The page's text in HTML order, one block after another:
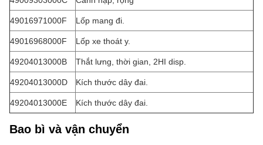
49016971000F Lốp mang đi.
49016968000F Lốp xe thoát y.
49204013000B Thắt lưng, thời gian, 2HI disp.
49204013000D Kích thước dây đai.
49204013000E Kích thước dây đai.
Bao bì và vận chuyển